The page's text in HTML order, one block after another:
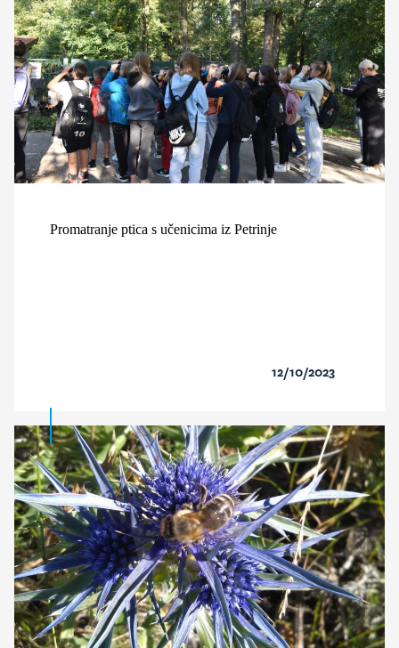
Promatranje ptica s učenicima iz Petrinje
12/10/2023